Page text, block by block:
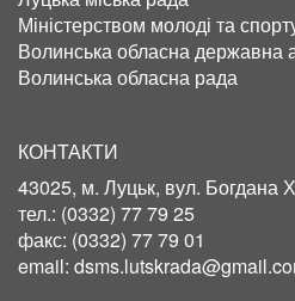
Міністерством молоді та
Волинська обласна державна
Волинська обласна рада
КОНТАКТИ
43025, м. Луцьк, вул. Богдана
тел.: (0332) 77 79 25
факс: (0332) 77 79 01
email: